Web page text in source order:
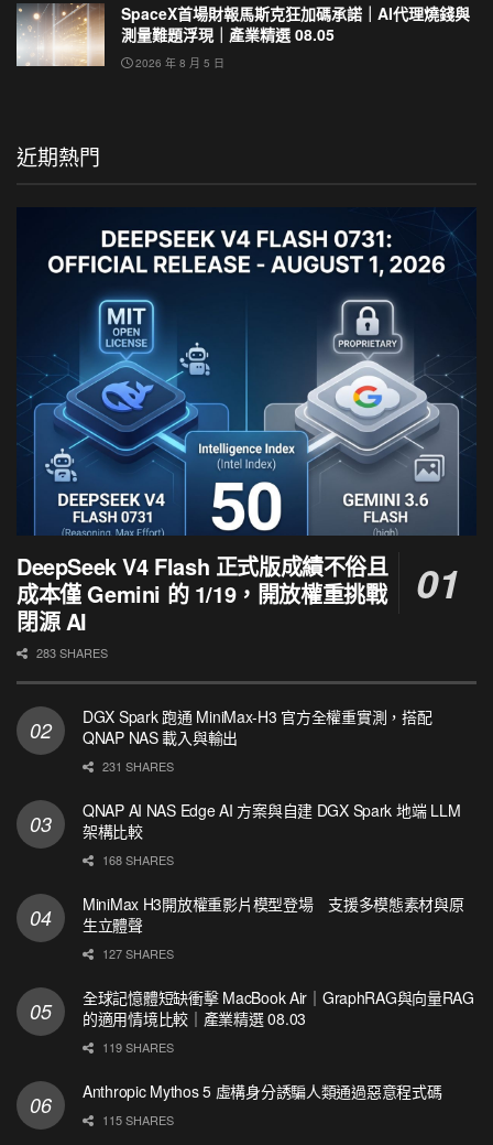
SpaceX首場財報馬斯克狂加碼承諾｜AI代理燒錢與
測量難題浮現｜產業精選 08.05
2026 年 8 月 5 日
近期熱門
DeepSeek V4 Flash 正式版成績不俗且
成本僅 Gemini 的 1/19，開放權重挑戰
閉源 AI
283 SHARES
DGX Spark 跑通 MiniMax-H3 官方全權重實測，搭配
QNAP NAS 載入與輸出
231 SHARES
QNAP AI NAS Edge AI 方案與自建 DGX Spark 地端 LLM
架構比較
168 SHARES
MiniMax H3開放權重影片模型登場 支援多模態素材與原
生立體聲
127 SHARES
全球記憶體短缺衝擊 MacBook Air｜GraphRAG與向量RAG
的適用情境比較｜產業精選 08.03
119 SHARES
Anthropic Mythos 5 虛構身分誘騙人類通過惡意程式碼
115 SHARES